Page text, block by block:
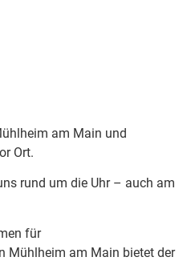
am Main und
Ort.
rund um die Uhr – auch am
für
Mühlheim am Main bietet der